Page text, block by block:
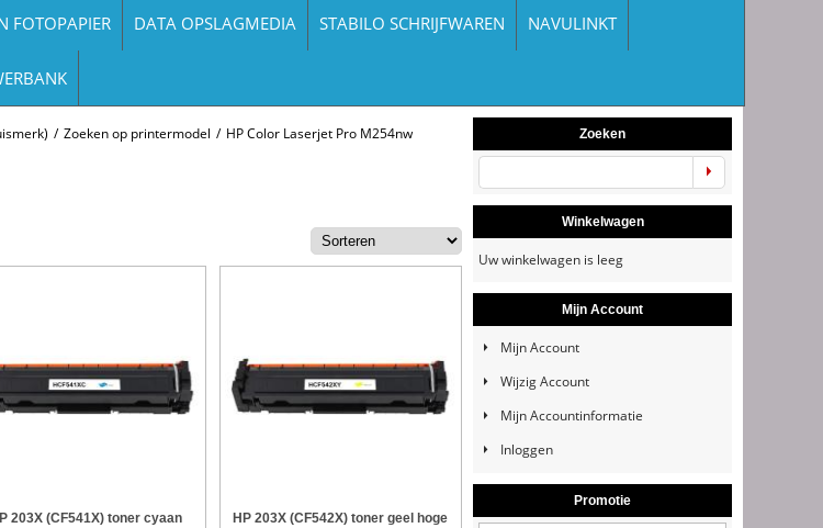
FOTOPAPIER DATA OPSLAGMEDIA STABILO SCHRIJFWAREN NAVULINKT
/ Zoeken op printermodel / HP Color Laserjet Pro M254nw
203X (CF541X) toner cyaan HP 203X (CF542X) toner geel hoge
Zoeken
Winkelwagen
Uw winkelwagen is leeg
Mijn Account
Mijn Account
Wijzig Account
Mijn Accountinformatie
Inloggen
Promotie